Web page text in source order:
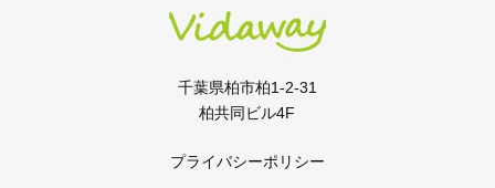
千葉県柏市柏1-2-31
柏共同ビル4F
プライバシーポリシー